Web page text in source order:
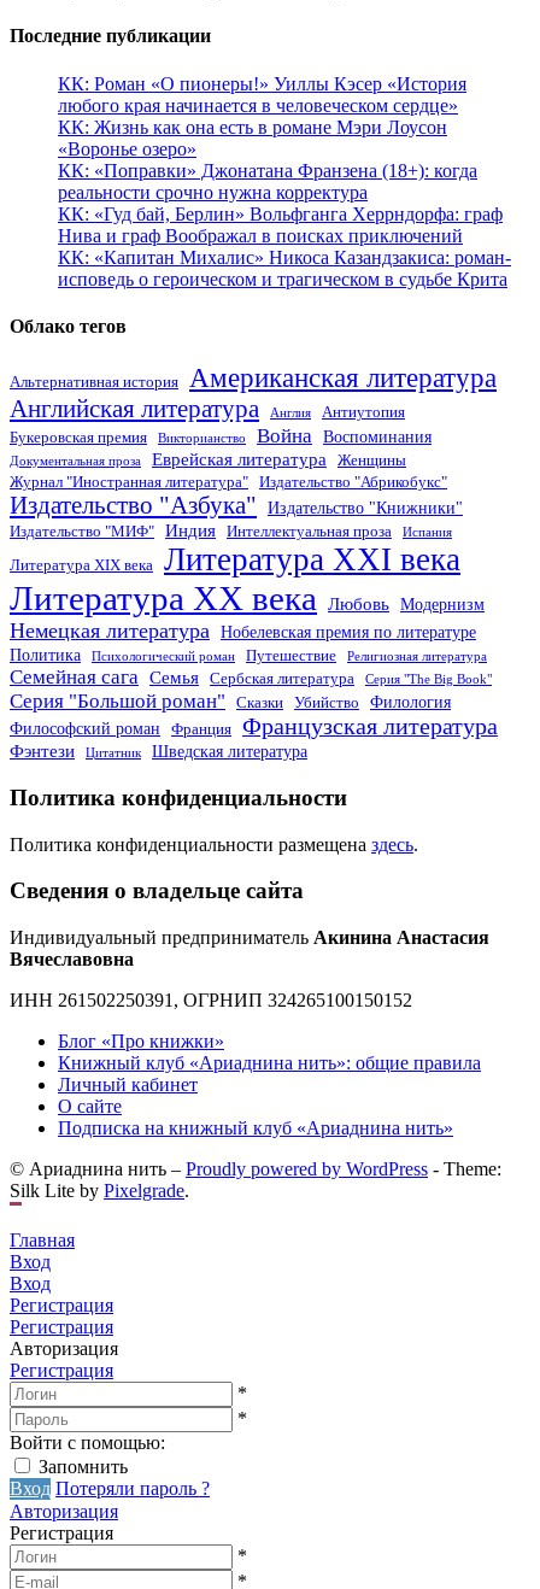
Последние публикации
КК: Роман «О пионеры!» Уиллы Кэсер «История
любого края начинается в человеческом сердце»
КК: Жизнь как она есть в романе Мэри Лоусон
«Воронье озеро»
КК: «Поправки» Джонатана Франзена (18+): когда
реальности срочно нужна корректура
КК: «Гуд бай, Берлин» Вольфганга Херрндорфа: граф
Нива и граф Воображал в поисках приключений
КК: «Капитан Михалис» Никоса Казандзакиса: роман-
исповедь о героическом и трагическом в судьбе Крита
Облако тегов
Альтернативная история Американская литература
Английская литература Англия
Антиутопия
Букеровская премия
Викторианство Война Воспоминания
Документальная проза Еврейская литература
Женщины
Журнал "Иностранная литература"
Издательство "Абрикобукс"
Издательство "Азбука" Издательство "Книжники"
Издательство "МИФ" Индия Интеллектуальная проза Испания
Литература XIX века Литература XXI века
Литература XX века Любовь Модернизм
Немецкая литература Нобелевская премия по литературе
Политика
Психологический роман Путешествие Религиозная литература
Семейная сага Семья Сербская литература Серия "The Big Book"
Серия "Большой роман" Сказки Убийство
Филология
Философский роман
Франция Французская литература
Фэнтези Цитатник Шведская литература
Политика конфиденциальности
Политика конфиденциальности размещена здесь.
Сведения о владельце сайта
Индивидуальный предприниматель Акинина Анастасия
Вячеславовна
ИНН 261502250391, ОГРНИП 324265100150152
Блог «Про книжки»
Книжный клуб «Ариаднина нить»: общие правила
Личный кабинет
О сайте
Подписка на книжный клуб «Ариаднина нить»
© Ариаднина нить – Proudly powered by WordPress - Theme:
Silk Lite by Pixelgrade.
Главная
Вход
Вход
Регистрация
Регистрация
Авторизация
Регистрация
*
*
Войти с помощью:
Запомнить
Вход Потеряли пароль ?
Авторизация
Регистрация
*
*